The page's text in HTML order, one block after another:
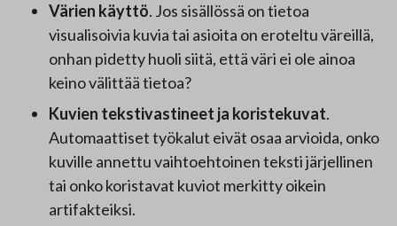
Värien käyttö. Jos sisällössä on tietoa
visualisoivia kuvia tai asioita on eroteltu väreillä,
onhan pidetty huoli siitä, että väri ei ole ainoa
keino välittää tietoa?
Kuvien tekstivastineet ja koristekuvat.
Automaattiset työkalut eivät osaa arvioida, onko
kuville annettu vaihtoehtoinen teksti järjellinen
tai onko koristavat kuviot merkitty oikein
artifakteiksi.